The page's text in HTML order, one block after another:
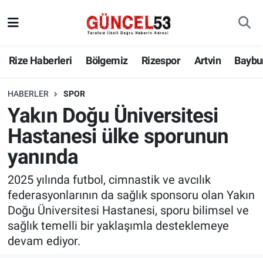
Rize Haberleri Bölgemiz Rizespor Artvin
HABERLER SPOR
Yakın Doğu Üniversitesi
Hastanesi ülke sporunun
yanında
2025 yılında futbol, cimnastik ve avcılık
federasyonlarının da sağlık sponsoru olan Yakın
Doğu Üniversitesi Hastanesi, sporu bilimsel ve
sağlık temelli bir yaklaşımla desteklemeye
devam ediyor.